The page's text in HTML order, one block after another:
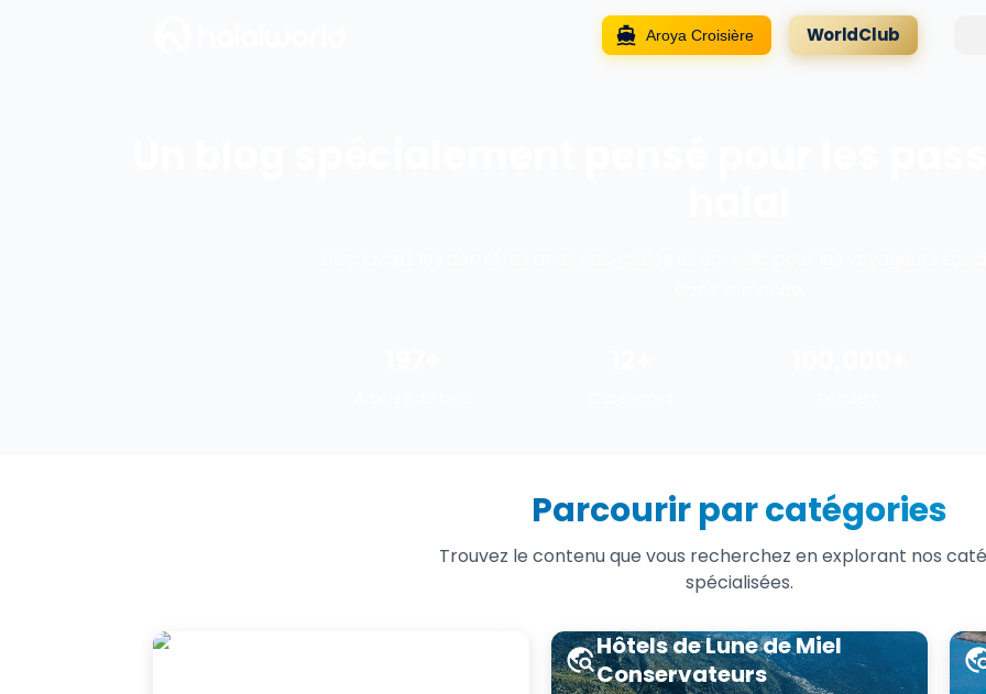
Aroya Croisière WorldClub
Parcourir par catégories
Trouvez le contenu que vous recherchez en explorant nos
spécialisées.
Hôtels de Lune de Miel
Conservateurs